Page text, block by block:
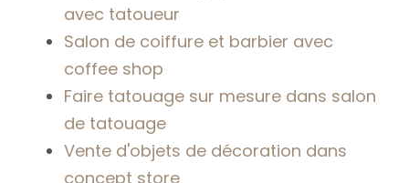
avec tatoueur
Salon de coiffure et barbier avec
coffee shop
Faire tatouage sur mesure dans salon
de tatouage
Vente d'objets de décoration dans
concept store